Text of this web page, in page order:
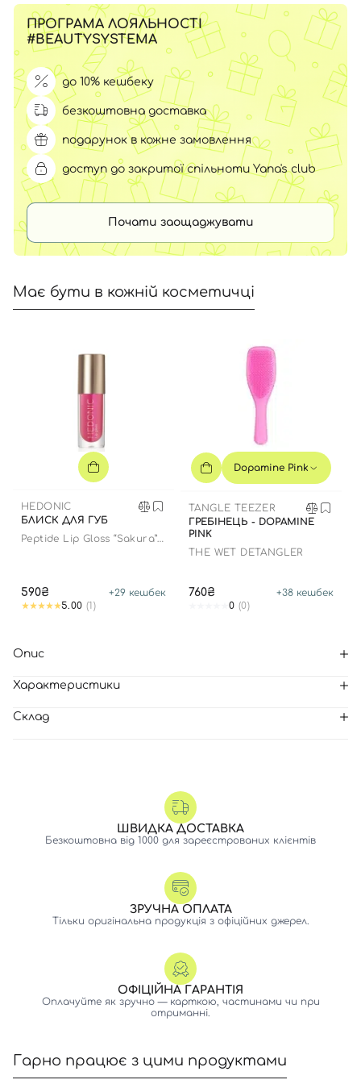
ПРОГРАМА ЛОЯЛЬНОСТІ
#BEAUTYSYSTEMA
до 10% кешбеку
безкоштовна доставка
подарунок в кожне замовлення
доступ до закритої спільноти Yana's club
Почати заощаджувати
Має бути в кожній косметичці
HEDONIC
БЛИСК ДЛЯ ГУБ
Peptide Lip Gloss “Sakura”
590₴ +29 кешбек
5.00 (1)
Dopamine Pink
TANGLE TEEZER
ГРЕБІНЕЦЬ - DOPAMINE
PINK
THE WET DETANGLER
760₴ +38 кешбек
0 (0)
Опис
Характеристики
Склад
ШВИДКА ДОСТАВКА
Безкоштовна від 1000 для зареєстрованих клієнтів
ЗРУЧНА ОПЛАТА
Тільки оригінальна продукція з офіційних джерел.
ОФІЦІЙНА ГАРАНТІЯ
Оплачуйте як зручно — карткою, частинами чи при
отриманні.
Гарно працює з цими продуктами